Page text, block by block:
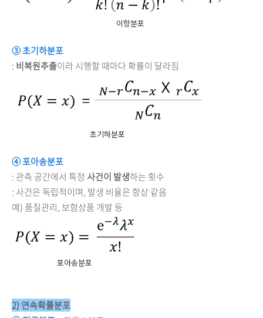
이항분포
③ 초기하분포
: 비복원추출이라 시행할 때마다 확률이 달라짐
초기하분포
④ 포아송분포
: 관측 공간에서 특정 사건이 발생하는 횟수
: 사건은 독립적이며, 발생 비율은 항상 같음
예) 품질관리, 보험상품 개발 등
포아송분포
2) 연속확률분포